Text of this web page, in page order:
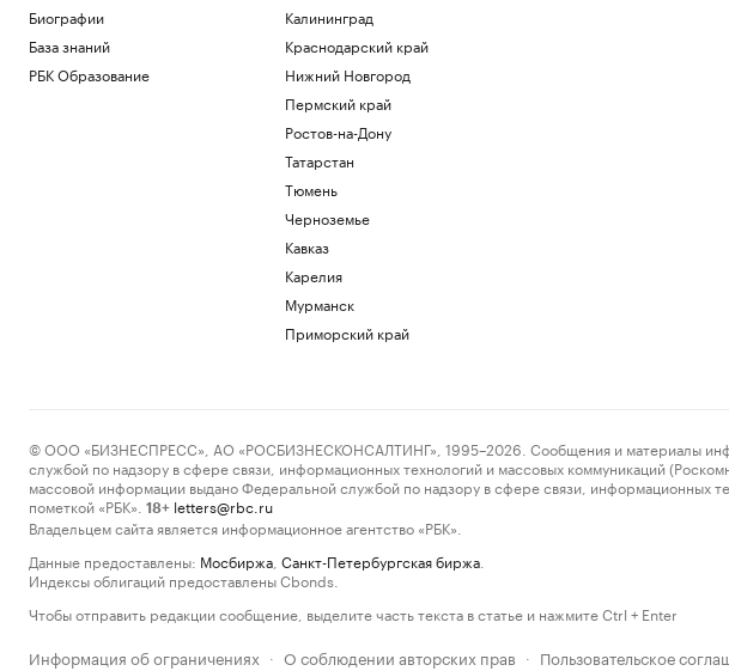
Биографии
База знаний
РБК Образование
Калининград
Краснодарский край
Нижний Новгород
Пермский край
Ростов-на-Дону
Татарстан
Тюмень
Черноземье
Кавказ
Карелия
Мурманск
Приморский край
© ООО «БИЗНЕСПРЕСС», АО «РОСБИЗНЕСКОНСАЛТИНГ», 1995–2026. Сообщения и материалы
службой по надзору в сфере связи, информационных технологий и массовых коммуникаций
массовой информации выдано Федеральной службой по надзору в сфере связи,
пометкой «РБК».
18+ letters@rbc.ru
Владельцем сайта является информационное агентство «РБК».
Данные предоставлены: Мосбиржа Санкт-Петербургская биржа
Индексы облигаций предоставлены Cbonds.
Чтобы отправить редакции сообщение, выделите часть текста в статье и нажмите Ctrl + Enter
Информация об ограничениях · О соблюдении авторских прав · Пользовательское